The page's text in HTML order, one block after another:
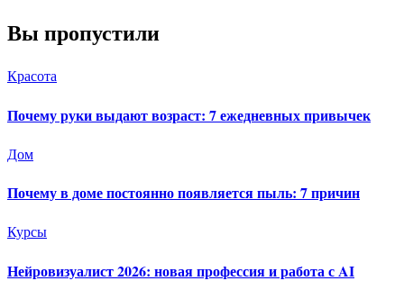
Вы пропустили
Красота
Почему руки выдают возраст: 7 ежедневных привычек
Дом
Почему в доме постоянно появляется пыль: 7 причин
Курсы
Нейровизуалист 2026: новая профессия и работа с AI